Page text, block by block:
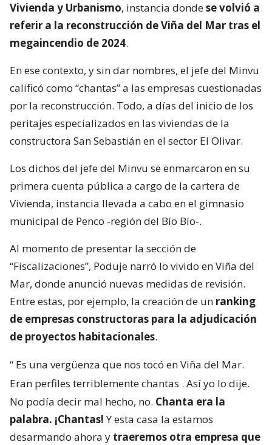
Vivienda y Urbanismo, instancia dondese volvió a
referir a la reconstrucción de Viña del Mar tras el
megaincendio de 2024.
En ese contexto, y sin dar nombres, el jefe del Minvu
calificó como “chantas” a las empresas cuestionadas
por la reconstrucción. Todo, a días del inicio de los
peritajes especializados en las viviendas de la
constructora San Sebastián en el sector El Olivar.
Los dichos del jefe del Minvu se enmarcaron en su
primera cuenta pública a cargo de la cartera de
Vivienda, instancia llevada a cabo en el gimnasio
municipal de Penco -región del Bío Bío-.
Al momento de presentar la sección de
“Fiscalizaciones”, Poduje narró lo vivido en Viña del
Mar, donde anunció nuevas medidas de revisión.
Entre estas, por ejemplo, la creación de un ranking
de empresas constructoras para la adjudicación
de proyectos habitacionales.
“ Es una vergüenza que nos tocó en Viña del Mar.
Eran perfiles terriblemente chantas . Así yo lo dije.
No podía decir mal hecho, no. Chanta era la
palabra. ¡Chantas!Y esta casa la estamos
desarmando ahora y traeremos otra empresa que